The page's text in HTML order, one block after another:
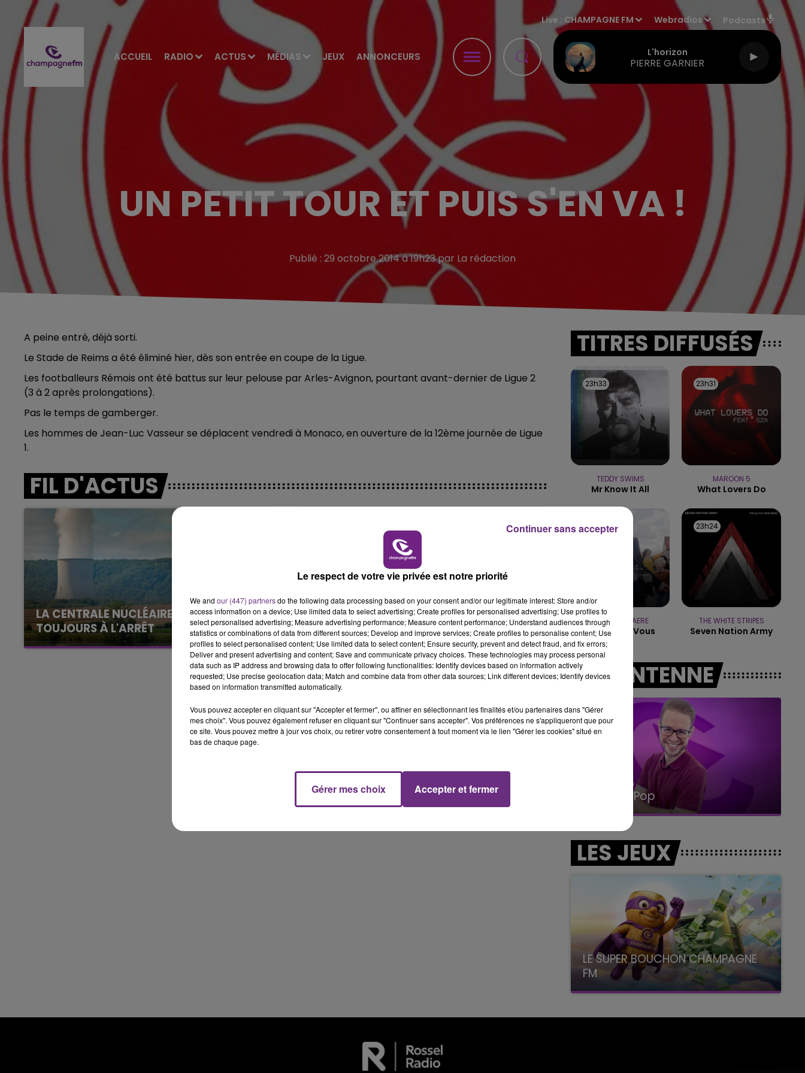
ACCUEIL RADIO ACTUS MÉDIAS JEUX ANNONCEURS
Live : CHAMPAGNE FM Webradios Podcasts
L'horizon
PIERRE GARNIER
CHAMPAGNE FM
10h00 - 14h00
LE TICKET DE CAISSE
UN PETIT TOUR ET PUIS S'EN VA !
Publié : 29 octobre 2014 à 19h23 par La rédaction
A peine entré, déjà sorti.
Le Stade de Reims a été éliminé hier, dès son entrée en coupe de la Ligue.
Les footballeurs Rémois ont été battus sur leur pelouse par Arles-Avignon, pourtant avant-dernier de Ligue 2
(3 à 2 après prolongations).
Pas le temps de gamberger.
Les hommes de Jean-Luc Vasseur se déplacent vendredi à Monaco, en ouverture de la 12ème journée de Ligue
1.
FIL D'ACTUS
LA CENTRALE NUCLÉAIRE DE CHOOZ
TOUJOURS À L'ARRÊT
Cela fait déjà une semaine que la centrale
nucléaire ardennaise est à l'arrêt. Une situation
justifiée par la sécheresse intense qui est
LE MAGASIN JOUÉCLUB DE REIMS FERME
SES PORTES
C'était l'une des institutions du centre-ville
rémois. Le magasin JouéClub est contraint de
fermer ses portes.
TITRES DIFFUSÉS
23h33
23h33
TEDDY SWIMS
Mr Know It All
23h31
23h31
MAROON 5
What Lovers Do
23h28
23h28
PIERRE DE MAERE
Je Pense A Vous
23h24
23h24
THE WHITE STRIPES
Seven Nation Army
A L'ANTENNE
10h00 - 14h00
LE TICKET DE CAISSE
14h00 - 15h00
La Radio Pop
LES JEUX
LE SUPER BOUCHON CHAMPAGNE
FM
avec La Famille Champagne FM, à 8H10
Le respect de votre vie privée est notre priorité
We and our (447) partnersdo the following data processing based on your consent and/or our legitimate interest: Store and/or
access information on a device; Use limited data to select advertising; Create profiles for personalised advertising; Use profiles to
select personalised advertising; Measure advertising performance; Measure content performance; Understand audiences through
statistics or combinations of data from different sources; Develop and improve services; Create profiles to personalise content; Use
profiles to select personalised content; Use limited data to select content; Ensure security, prevent and detect fraud, and fix errors;
Deliver and present advertising and content; Save and communicate privacy choices. These technologies may process personal
data such as IP address and browsing data to offer following functionalities: Identify devices based on information actively
requested; Use precise geolocation data; Match and combine data from other data sources; Link different devices; Identify devices
based on information transmitted automatically.
Vous pouvez accepter en cliquant sur "Accepter et fermer", ou affiner en sélectionnant les finalités et/ou partenaires dans "Gérer
mes choix". Vous pouvez également refuser en cliquant sur "Continuer sans accepter". Vos préférences ne s'appliqueront que pour
ce site. Vous pouvez mettre à jour vos choix, ou retirer votre consentement à tout moment via le lien "Gérer les cookies" situé en
bas de chaque page.
Gérer mes choix Accepter et fermer
Continuer sans accepter